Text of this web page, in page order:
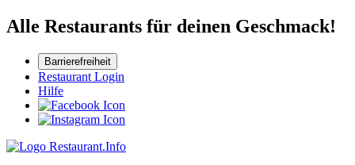
Alle Restaurants für deinen Geschmack!
Barrierefreiheit
Restaurant Login
Hilfe